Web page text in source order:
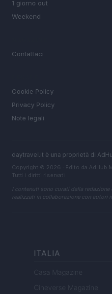
1 giorno out
Weekend
Contattaci
Cookie Policy
Privacy Policy
Note legali
daytravel.it è una proprietà di
Copyright © 2026 · Edito da AdHub
Tutti i diritti riservati
I contenuti sono curati dalla
realizzati in collaborazione con autori
ITALIA
Casa Magazine
Cineverse Magazine